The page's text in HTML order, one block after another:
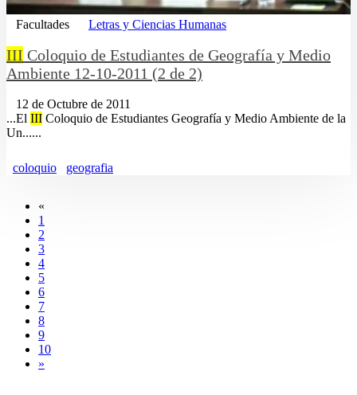
Facultades Letras y Ciencias Humanas
III Coloquio de Estudiantes de Geografía y Medio
Ambiente 12-10-2011 (2 de 2)
12 de Octubre de 2011
...El III Coloquio de Estudiantes Geografía y Medio Ambiente de la
Un......
coloquio geografia
«
1
2
3
4
5
6
7
8
9
10
»